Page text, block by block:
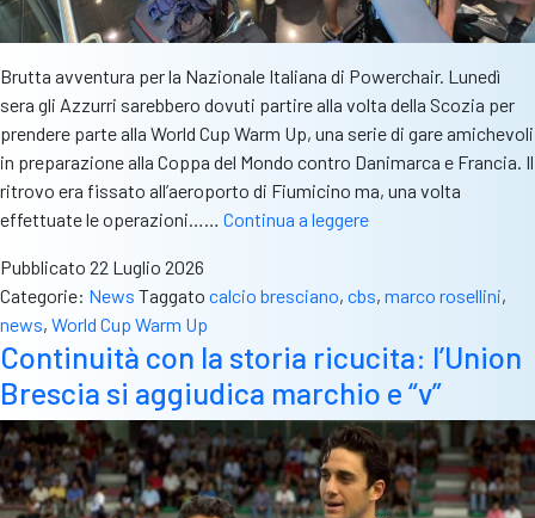
Brutta avventura per la Nazionale Italiana di Powerchair. Lunedì
sera gli Azzurri sarebbero dovuti partire alla volta della Scozia per
prendere parte alla World Cup Warm Up, una serie di gare amichevoli
in preparazione alla Coppa del Mondo contro Danimarca e Francia. Il
ritrovo era fissato all’aeroporto di Fiumicino ma, una volta
effettuate le operazioni…… Continua a leggereItalia
a
non
c’è
posto
per
le
carrozzine
Pubblicato 22 Luglio 2026
Categorie: News Taggato calcio bresciano, cbs, marco rosellini,
news, World Cup Warm Up
Continuità con la storia ricucita: l’Union
Brescia si aggiudica marchio e “v”